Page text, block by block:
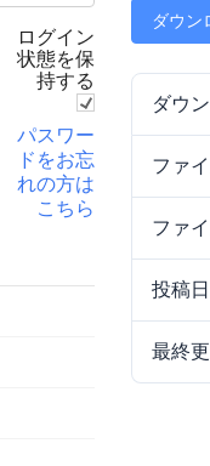
ダウン
ダウ
ファ
ファ
投稿日
最終
ログイン
状態を保
持する
パスワー
ドをお忘
れの方は
こちら